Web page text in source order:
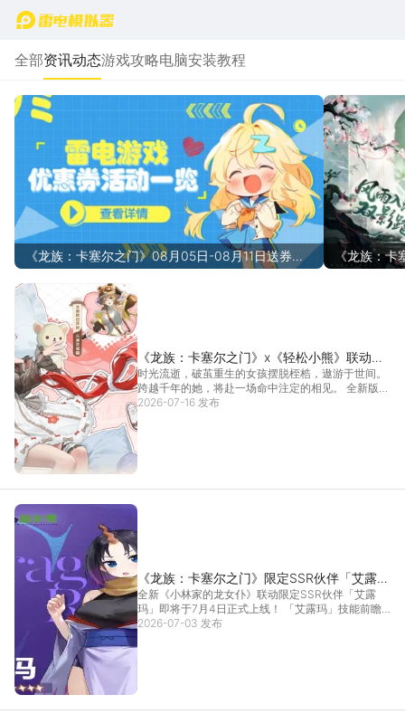
首页
全部资讯动态游戏攻略电脑安装教程
《龙族：卡塞尔之门》08月05日-08月11日送券活
动一览
《龙族：
雨照双影
《龙族：卡塞尔之门》x《轻松小熊》联动开
启，UR汐月神枢绘梨衣登场
时光流逝，破茧重生的女孩摆脱桎梏，遨游于世间。
跨越千年的她，将赴一场命中注定的相见。 全新版本
「白月... [详情]
2026-07-16 发布
《龙族：卡塞尔之门》限定SSR伙伴「艾露
玛」技能前瞻预告
全新《小林家的龙女仆》联动限定SSR伙伴「艾露
玛」即将于7月4日正式上线！ 「艾露玛」技能前瞻
预告已... [详情]
2026-07-03 发布